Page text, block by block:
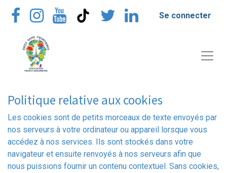
Se connecter
Politique relative aux cookies
Les cookies sont de petits morceaux de texte envoyés par
nos serveurs à votre ordinateur ou appareil lorsque vous
accédez à nos services. Ils sont stockés dans votre
navigateur et ensuite renvoyés à nos serveurs afin que
nous puissions fournir un contenu contextuel. Sans cookies,